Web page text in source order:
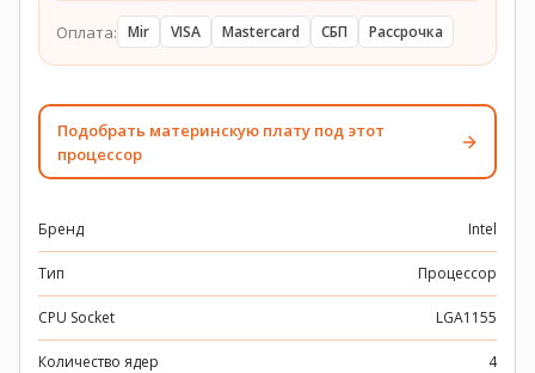
Оплата: Mir VISA Mastercard СБП Рассрочка
Подобрать материнскую плату под этот
процессор
Бренд Intel
Тип Процессор
CPU Socket LGA1155
Количество ядер 4